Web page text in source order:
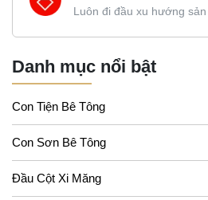
Luôn đi đầu xu hướng
Danh mục nổi bật
Con Tiện Bê Tông
Con Sơn Bê Tông
Đầu Cột Xi Măng